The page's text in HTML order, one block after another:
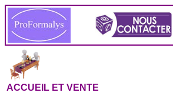
ACCUEIL ET VENTE